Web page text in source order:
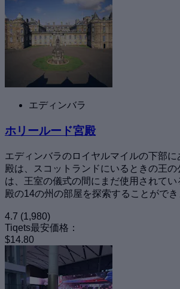
エディンバラ
ホリールード宮殿
エディンバラのロイヤルマイルの下部
殿は、スコットランドにいるときの王
は、王室の儀式の間にまだ使用されて
殿の14の州の部屋を探索することができ
4.7 (1,980)
Tiqets最安価格：
$14.80